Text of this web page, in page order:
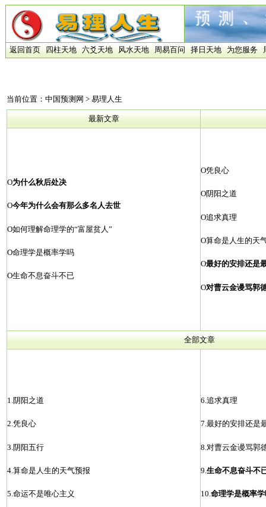
返回首页 四柱天地 六爻天地 风水天地 周易百问 择日天地 为您服务
当前位置： 中国预测网 > 易理人生
最新文章
О为什么秋后处决
О今年为什么会有那么多名人去世
О如何理解命理学的“富屋贫人”
О命理学是概率学吗
О生命不息奋斗不已
О凭良心
О阴阳之道
О追求真理
О算命是人生的天
О最好的安排还是
О对曹云金谩骂郭
全部文章
1. 阴阳之道
2.凭良心
3. 阴阳五行
4. 算命是人生的天气预报
5.命运不是唯心主义
6. 追求真理
7.最好的安排还是
8. 对曹云金谩骂郭
9. 生命不息奋斗不
10.命理学是概率